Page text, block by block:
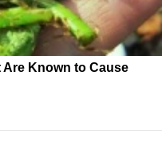
Known to Cause